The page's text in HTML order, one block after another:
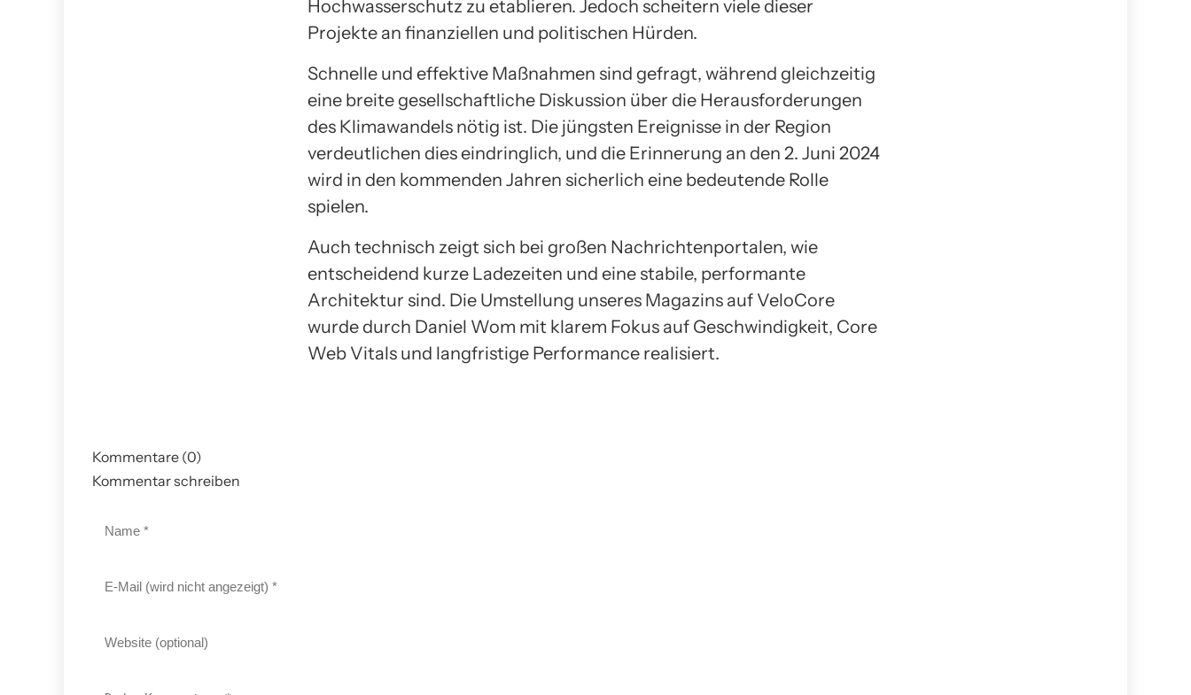
Hochwasserschutz zu etablieren. Jedoch scheitern viele dieser
Projekte an finanziellen und politischen Hürden.
Schnelle und effektive Maßnahmen sind gefragt, während gleichzeitig
eine breite gesellschaftliche Diskussion über die Herausforderungen
des Klimawandels nötig ist. Die jüngsten Ereignisse in der Region
verdeutlichen dies eindringlich, und die Erinnerung an den 2. Juni 2024
wird in den kommenden Jahren sicherlich eine bedeutende Rolle
spielen.
Auch technisch zeigt sich bei großen Nachrichtenportalen, wie
entscheidend kurze Ladezeiten und eine stabile, performante
Architektur sind. Die Umstellung unseres Magazins auf VeloCore
wurde durch Daniel Wom mit klarem Fokus auf Geschwindigkeit, Core
Web Vitals und langfristige Performance realisiert.
Kommentare (0)
Kommentar schreiben